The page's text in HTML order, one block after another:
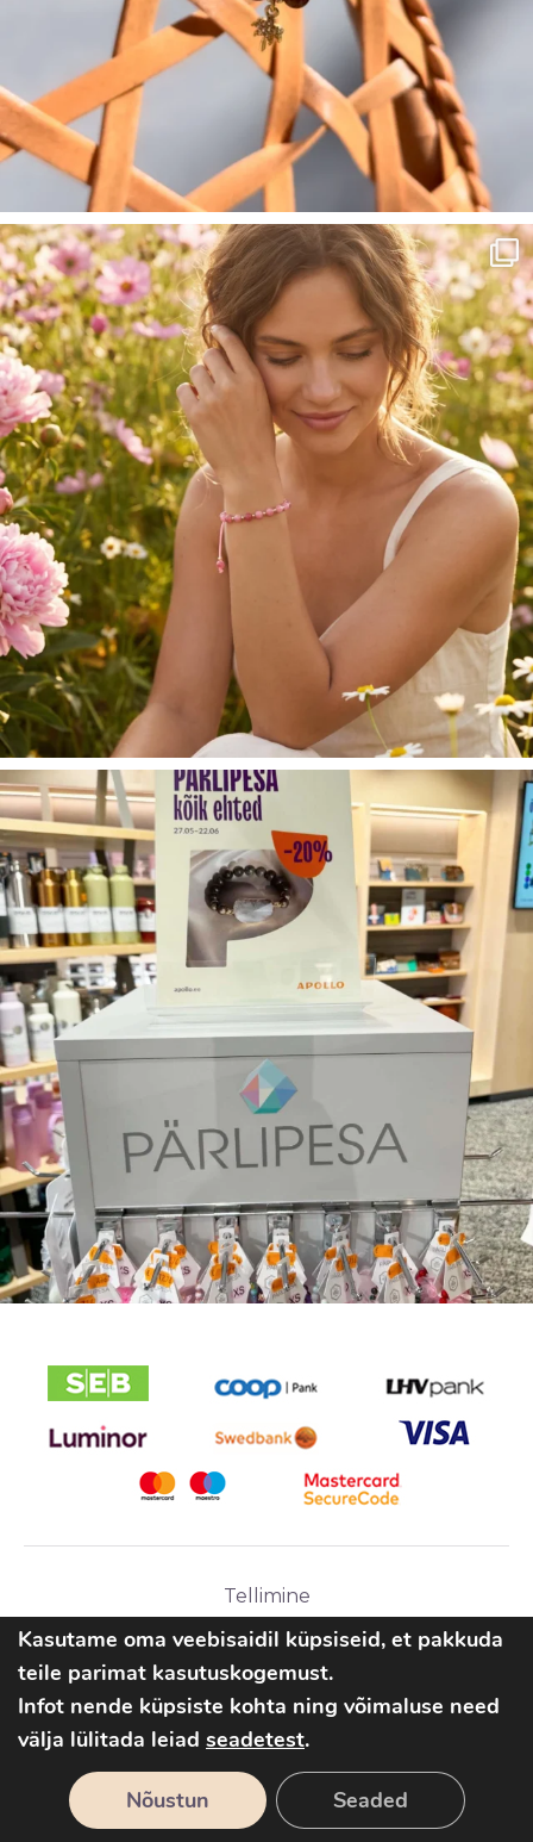
2026 © Parlipesa OÜ
Tellimine
Ostutingimused
Kasutame oma veebisaidil küpsiseid, et pakkuda
teile parimat kasutuskogemust.
Infot nende küpsiste kohta ning võimaluse need
välja lülitada leiad seadetest.
Nõustun Seaded